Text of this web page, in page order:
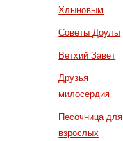
Хлыновым
Советы Доулы
Ветхий Завет
Друзья
милосердия
Песочница для
взрослых